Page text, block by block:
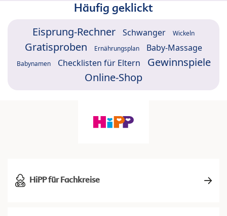
Häufig geklickt
Eisprung-Rechner Schwanger Wickeln
Gratisproben Ernährungsplan Baby-Massage
Babynamen Checklisten für Eltern
Gewinnspiele
Online-Shop
HiPP für Fachkreise